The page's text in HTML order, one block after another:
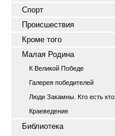
Спорт
Происшествия
Кроме того
Малая Родина
К Великой Победе
Галерея победителей
Люди Закамны. Кто есть кто
Краеведение
Библиотека